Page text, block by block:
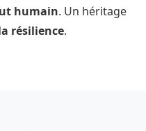
humain. Un héritage
résilience.